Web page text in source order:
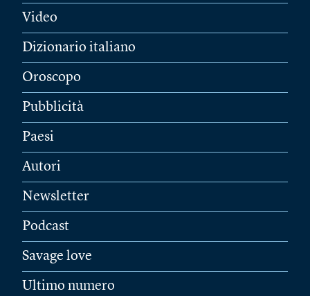
Video
Dizionario italiano
Oroscopo
Pubblicità
Paesi
Autori
Newsletter
Podcast
Savage love
Ultimo numero